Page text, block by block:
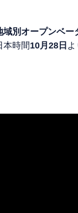
域別オープンベー
本時間10月 28 日